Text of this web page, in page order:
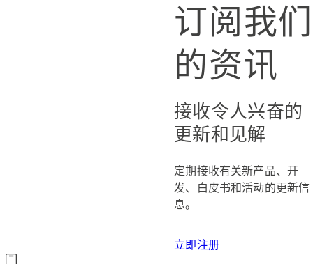
订阅我们
的资讯
接收令人兴奋的
更新和见解
定期接收有关新产品、开
发、白皮书和活动的更新信
息。
立即注册